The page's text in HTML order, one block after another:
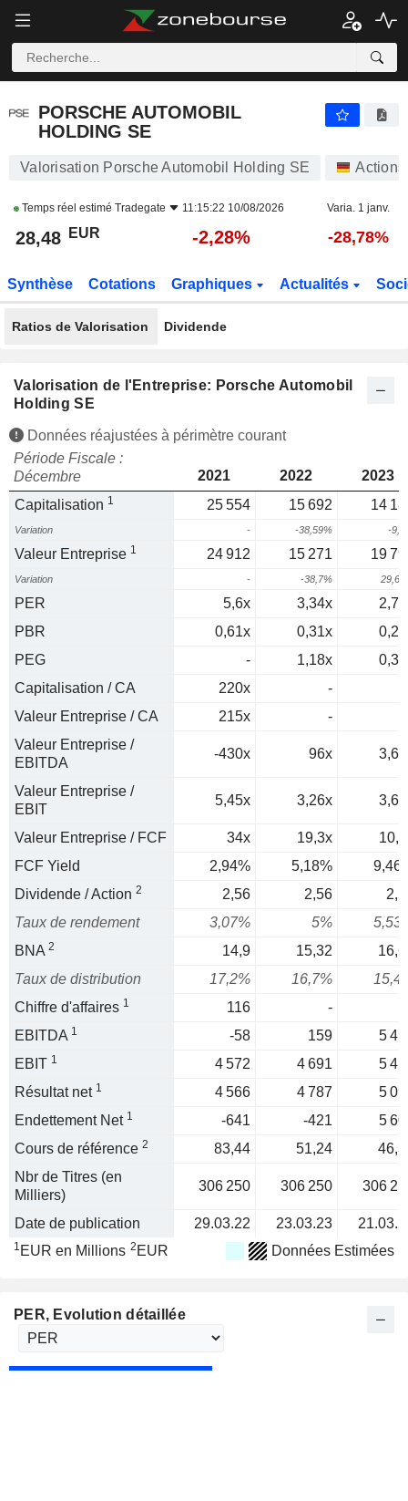
PORSCHE AUTOMOBIL
HOLDING SE
Valorisation Porsche Automobil Holding SE Actions
Temps réel estimé Tradegate 11:15:22 10/08/2026 Varia. 1 janv.
28,48 EUR -2,28% -28,78%
Synthèse Cotations Graphiques Actualités
Ratios de Valorisation Dividende
Valorisation de l'Entreprise: Porsche Automobil
Holding SE
Données réajustées à périmètre courant
Période Fiscale :
Décembre
2021 2022
2023
Capitalisation 1 25 554 15 692 14
Variation - -38,59% -
Valeur Entreprise 1 24 912 15 271 19
Variation - -38,7%
PER 5,6x 3,34x
PBR
0,61x 0,31x
PEG
- 1,18x
Capitalisation / CA
220x
-
Valeur Entreprise / CA
215x
-
Valeur Entreprise /
EBITDA
-430x 96x
Valeur Entreprise /
EBIT
5,45x 3,26x
Valeur Entreprise / FCF 34x 19,3x
FCF Yield
2,94% 5,18%
Dividende / Action 2 2,56 2,56
Taux de rendement
3,07% 5%
BNA 2 14,9 15,32
Taux de distribution
17,2% 16,7%
Chiffre d'affaires 1 116
-
EBITDA 1 -58 159
5
EBIT 1 4 572 4 691
5
Résultat net 1 4 566 4 787
5
Endettement Net 1 -641 -421
5
Cours de référence 2 83,44 51,24
Nbr de Titres (en
Milliers)
306 250 306 250 306
Date de publication 29.03.22 23.03.23
1 EUR en Millions 2 EUR Données Estimées
PER, Evolution détaillée